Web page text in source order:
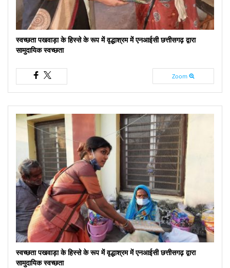
स्वच्छता पखवाड़ा के हिस्से के रूप में वृद्धाश्रम में एनआईसी छत्तीसगढ़ द्वारा
सामुदायिक स्वच्छता
Zoom
स्वच्छता पखवाड़ा के हिस्से के रूप में वृद्धाश्रम में एनआईसी छत्तीसगढ़ द्वारा
सामुदायिक स्वच्छता